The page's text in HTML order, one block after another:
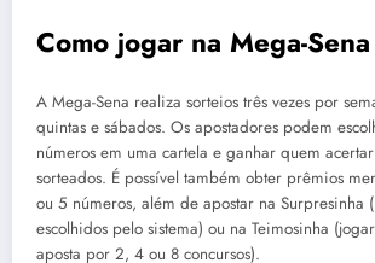
Como jogar na Mega-Sena
A Mega-Sena realiza sorteios três vezes por
quintas e sábados. Os apostadores podem
números em uma cartela e ganhar quem
sorteados. É possível também obter prêmios
ou 5 números, além de apostar na Surpresinha
escolhidos pelo sistema) ou na Teimosinha
aposta por 2, 4 ou 8 concursos).